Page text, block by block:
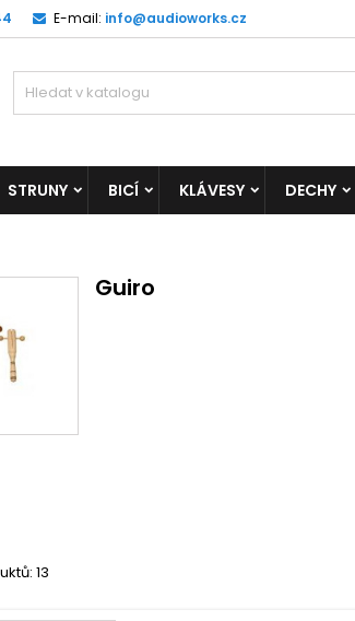
E-mail: info@audioworks.cz
STRUNY BICÍ KLÁVESY DECHY
Guiro
13